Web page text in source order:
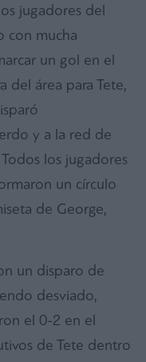
jugadores del
con mucha
un gol en el
del área para Tete,
y a la red de
los jugadores
un círculo
de George,
un disparo de
desviado,
el 0-2 en el
de Tete dentro